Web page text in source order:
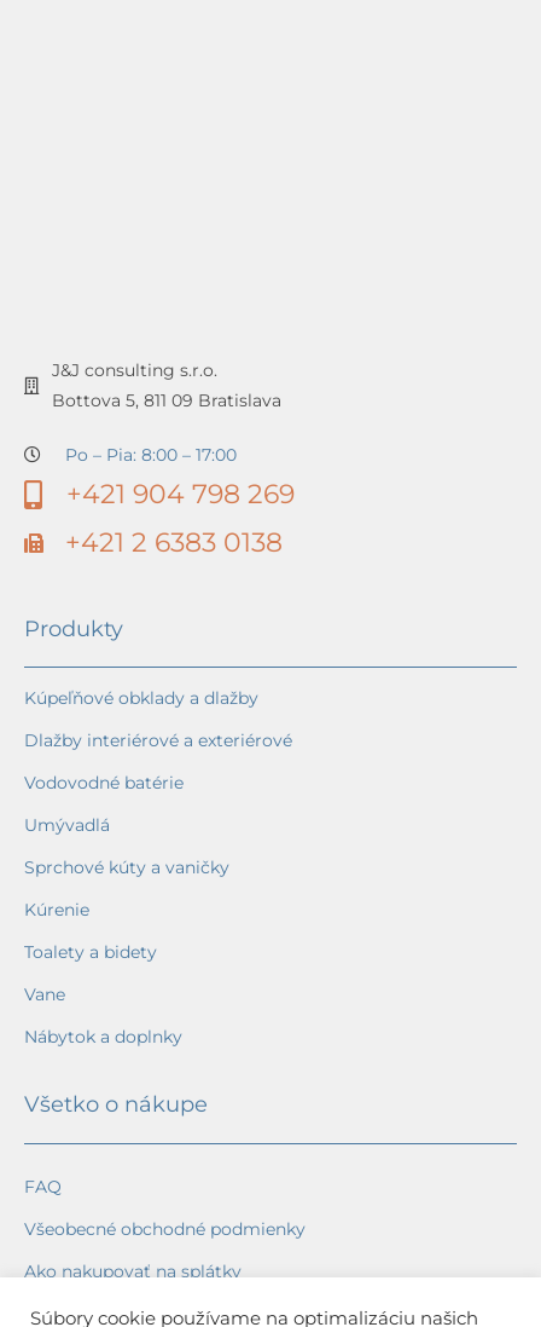
J&J consulting s.r.o.
Bottova 5, 811 09 Bratislava
Po – Pia: 8:00 – 17:00
+421 904 798 269
+421 2 6383 0138
Produkty
Kúpeľňové obklady a dlažby
Dlažby interiérové a exteriérové
Vodovodné batérie
Umývadlá
Sprchové kúty a vaničky
Kúrenie
Toalety a bidety
Vane
Nábytok a doplnky
Všetko o nákupe
FAQ
Všeobecné obchodné podmienky
Ako nakupovať na splátky
Ochrana osobných údajov
Súbory cookie používame na optimalizáciu našich